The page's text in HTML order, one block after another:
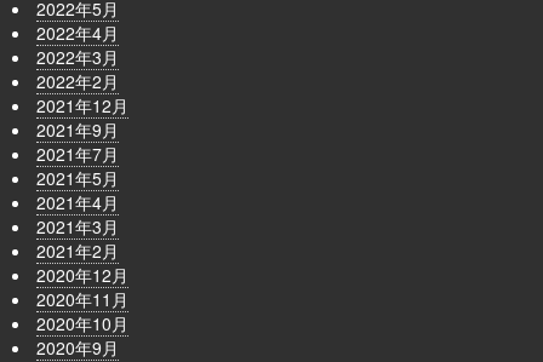
2022年5月
2022年4月
2022年3月
2022年2月
2021年12月
2021年9月
2021年7月
2021年5月
2021年4月
2021年3月
2021年2月
2020年12月
2020年11月
2020年10月
2020年9月